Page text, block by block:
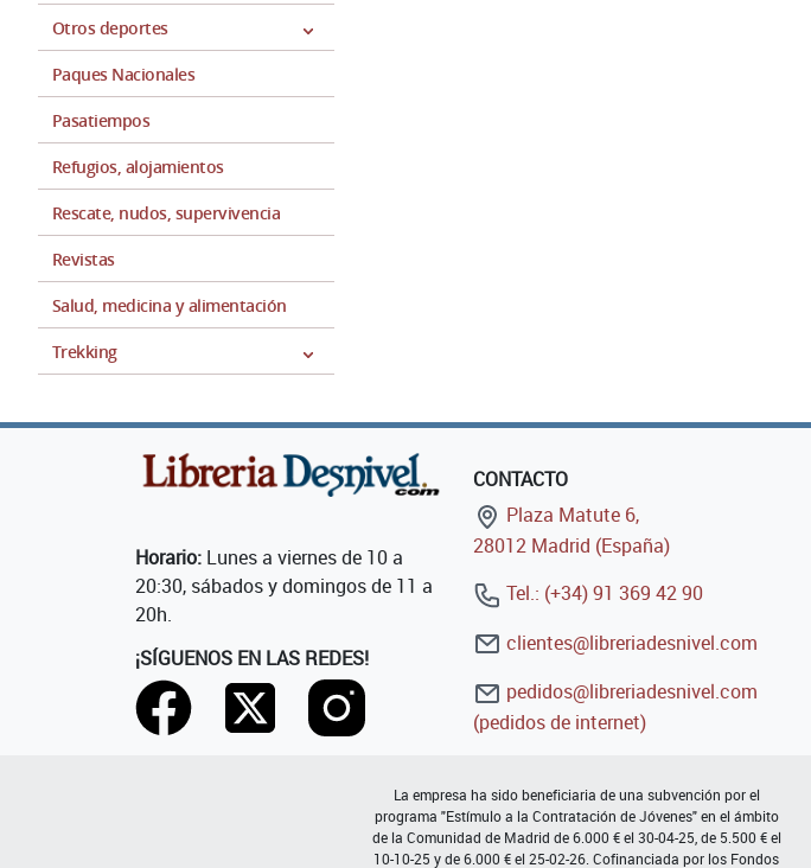
Otros deportes
Paques Nacionales
Pasatiempos
Refugios, alojamientos
Rescate, nudos, supervivencia
Revistas
Salud, medicina y alimentación
Trekking
Horario: Lunes a viernes de 10 a
20:30, sábados y domingos de 11 a
20h.
¡SÍGUENOS EN LAS REDES!
CONTACTO
Plaza Matute 6,
28012 Madrid (España)
Tel.: (+34) 91 369 42 90
clientes@libreriadesnivel.com
pedidos@libreriadesnivel.com
(pedidos de internet)
La empresa ha sido beneficiaria de una subvención por el
programa "Estímulo a la Contratación de Jóvenes" en el ámbito
de la Comunidad de Madrid de 6.000 € el 30-04-25, de 5.500 € el
10-10-25 y de 6.000 € el 25-02-26. Cofinanciada por los Fondos